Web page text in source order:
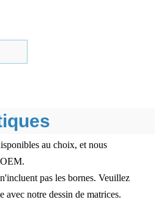
au choix, et nous
pas les bornes. Veuillez
avec notre dessin de matrices.